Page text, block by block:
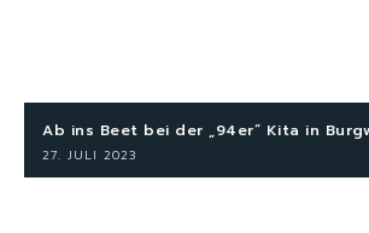
Ab ins Beet bei der „94er“ Kita in
27. JULI 2023